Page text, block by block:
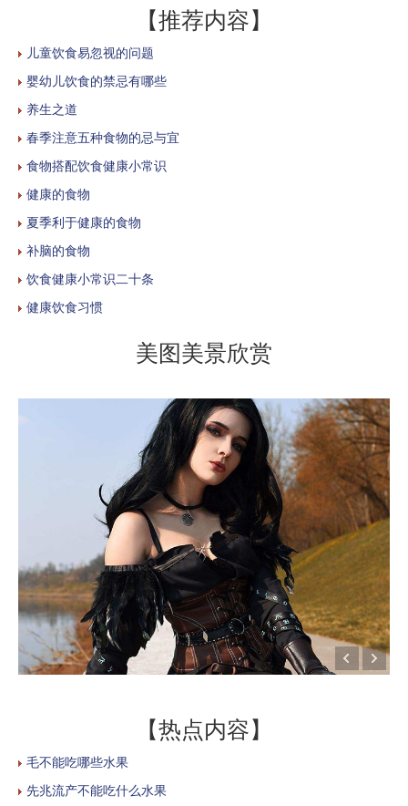
【推荐内容】
儿童饮食易忽视的问题
婴幼儿饮食的禁忌有哪些
养生之道
春季注意五种食物的忌与宜
食物搭配饮食健康小常识
健康的食物
夏季利于健康的食物
补脑的食物
饮食健康小常识二十条
健康饮食习惯
美图美景欣赏
【热点内容】
毛不能吃哪些水果
先兆流产不能吃什么水果